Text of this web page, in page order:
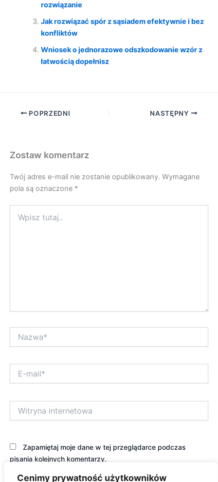
Cenimy prywatność użytkowników
rozwiązanie
Jak rozwiązać spór z sąsiadem efektywnie i bez
konfliktów
Wniosek o jednorazowe odszkodowanie wzór z
łatwością dopełnisz
POPRZEDNI NASTĘPNY
Zostaw komentarz
Twój adres e-mail nie zostanie opublikowany. Wymagane
pola są oznaczone *
tutaj..
mail*
internetowa
Zapamiętaj moje dane w tej przeglądarce podczas
pisania kolejnych komentarzy.